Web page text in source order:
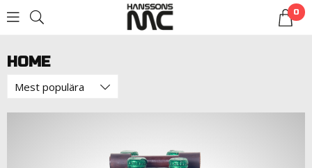
0
LOGGA IN
HOME
Mest populära